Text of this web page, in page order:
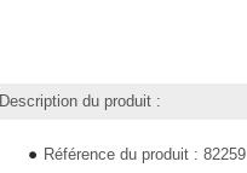
Description du produit :
Référence du produit : 82259